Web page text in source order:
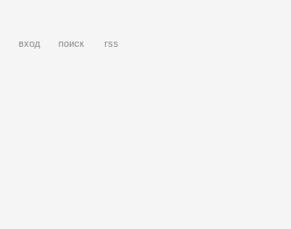
вход поиск rss